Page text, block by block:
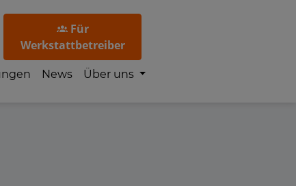
Für
Werkstattbetreiber
News Über uns